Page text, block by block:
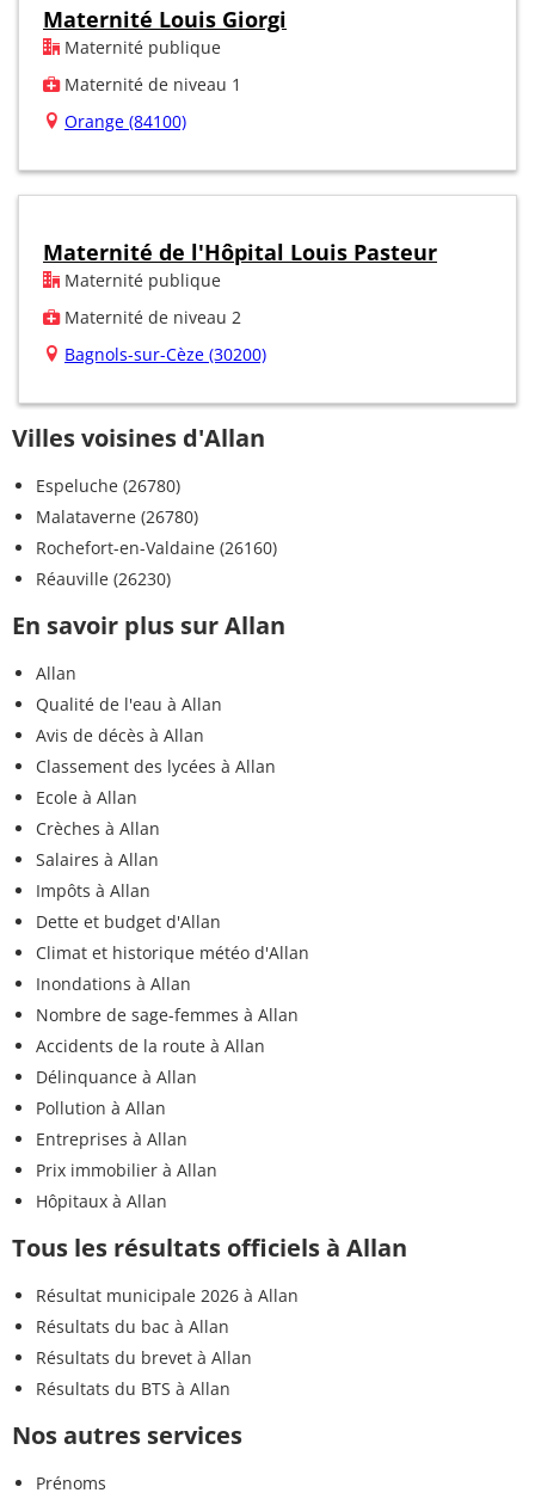
Maternité Louis Giorgi
Maternité publique
Maternité de niveau 1
Orange (84100)
Maternité de l'Hôpital Louis Pasteur
Maternité publique
Maternité de niveau 2
Bagnols-sur-Cèze (30200)
Villes voisines d'Allan
Espeluche (26780)
Malataverne (26780)
Rochefort-en-Valdaine (26160)
Réauville (26230)
En savoir plus sur Allan
Allan
Qualité de l'eau à Allan
Avis de décès à Allan
Classement des lycées à Allan
Ecole à Allan
Crèches à Allan
Salaires à Allan
Impôts à Allan
Dette et budget d'Allan
Climat et historique météo d'Allan
Inondations à Allan
Nombre de sage-femmes à Allan
Accidents de la route à Allan
Délinquance à Allan
Pollution à Allan
Entreprises à Allan
Prix immobilier à Allan
Hôpitaux à Allan
Tous les résultats officiels à Allan
Résultat municipale 2026 à Allan
Résultats du bac à Allan
Résultats du brevet à Allan
Résultats du BTS à Allan
Nos autres services
Prénoms